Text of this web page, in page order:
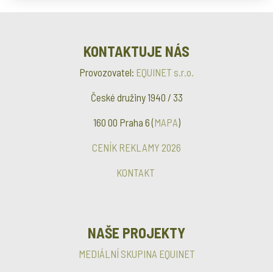
KONTAKTUJE NÁS
Provozovatel: EQUINET s.r.o.
České družiny 1940 / 33
160 00 Praha 6 (MAPA)
CENÍK REKLAMY 2026
KONTAKT
NAŠE PROJEKTY
MEDIÁLNÍ SKUPINA EQUINET